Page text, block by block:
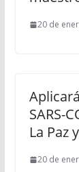
20 de
SARS-
La Paz
20 de